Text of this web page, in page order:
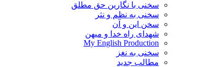
سخنی با نگارین حق مطلق
سخنی به نظم و نثر
سخن این و آن
شهدای راه خدا و میهن
My English Production
سخنی به نغز
مطالب جدید